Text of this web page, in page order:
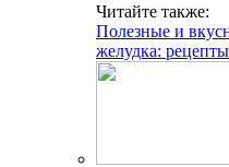
Читайте также:
Полезные и
желудка: рецепты